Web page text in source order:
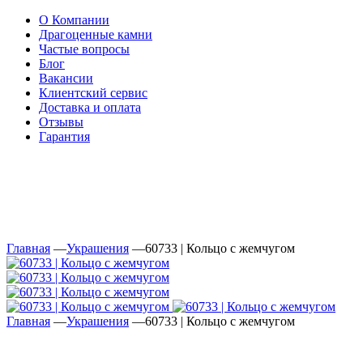
О Компании
Драгоценные камни
Частые вопросы
Блог
Вакансии
Клиентский сервис
Доставка и оплата
Отзывы
Гарантия
Главная —Украшения —60733 | Кольцо с жемчугом
Главная —Украшения —60733 | Кольцо с жемчугом